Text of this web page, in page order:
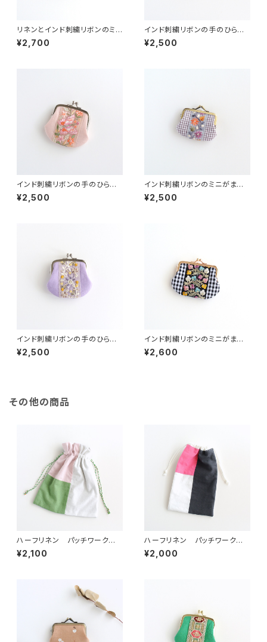
リネンとインド刺繍リボンのミニ
がま口 ネイビー
¥2,700
インド刺繍リボンの手のひらが
ま口ポーチ ピンク
¥2,500
インド刺繍リボンの手のひらが
ま口ポーチ ピンク
¥2,500
インド刺繍リボンのミニがま
口 チェック
¥2,500
インド刺繍リボンの手のひらが
ま口ポーチ
¥2,500
インド刺繍リボンのミニがま口
チェック
¥2,600
その他の商品
ハーフリネン パッチワークの
巾着ポーチ ピンク/グリーン/
ホワイト
¥2,100
ハーフリネン パッチワークの
巾着ポーチ ピンク/ホワイト/
チャコール
¥2,000